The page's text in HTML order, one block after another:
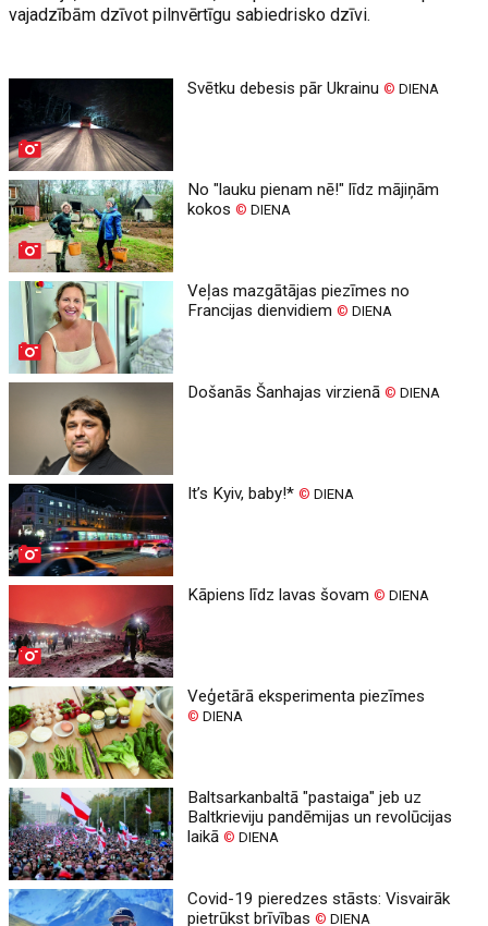
vajadzībām dzīvot pilnvērtīgu sabiedrisko dzīvi.
Svētku debesis pār Ukrainu© DIENA
No "lauku pienam nē!" līdz mājiņām
kokos© DIENA
Veļas mazgātājas piezīmes no
Francijas dienvidiem© DIENA
Došanās Šanhajas virzienā© DIENA
It’s Kyiv, baby!*© DIENA
Kāpiens līdz lavas šovam© DIENA
Veģetārā eksperimenta piezīmes
© DIENA
Baltsarkanbaltā "pastaiga" jeb uz
Baltkrieviju pandēmijas un revolūcijas
laikā© DIENA
Covid-19 pieredzes stāsts: Visvairāk
pietrūkst brīvības© DIENA